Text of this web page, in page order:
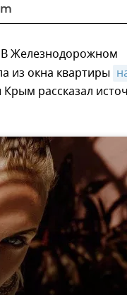
В Железнодорожном
из окна квартиры
рассказал